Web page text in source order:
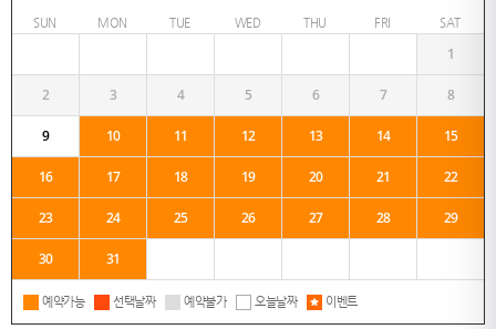
SUN MON TUE WED THU FRI SAT
1
2 3 4 5 6 7 8
9 10 11 12 13 14 15
16 17 18 19 20 21 22
23 24 25 26 27 28 29
30 31
예약가능 선택날짜 예약불가 오늘날짜 이벤트